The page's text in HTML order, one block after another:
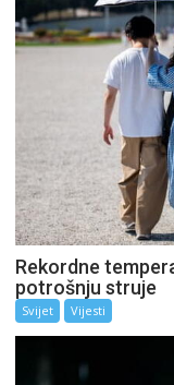
Rekordne
potrošnju struje
Svijet Vijesti